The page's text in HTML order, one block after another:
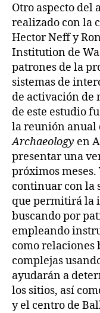
Otro aspecto del
realizado con la
Hector Neff y
Institution de
patrones de la
sistemas de
de activación de
de este estudio
la reunión anual
Archaeology en
presentar una
próximos meses.
continuar con la
que permitirá la
buscando por
empleando
como relaciones
complejas
ayudarán a
los sitios, así
y el centro de